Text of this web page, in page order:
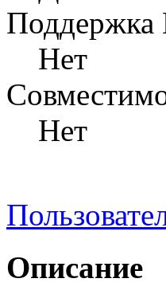
Поддержка
Нет
Нет
Описание